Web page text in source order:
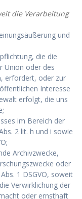
die Verarbeitung
und
die die
Union oder des
erfordert, oder zur
Interesse
erfolgt, die uns
im Bereich der
2 lit. h und i sowie
Archivzwecke,
oder
1 DSGVO, soweit
Verwirklichung der
oder ernsthaft